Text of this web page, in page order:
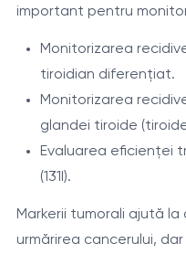
important pentru
Monitorizarea
tiroidian diferențiat.
Monitorizarea
glandei tiroide
Evaluarea eficienței
(131I).
Markerii tumorali ajută
urmărirea cancerului,